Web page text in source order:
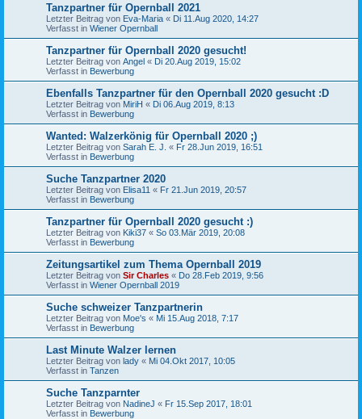
Tanzpartner für Opernball 2021
Letzter Beitrag von Eva-Maria « Di 11.Aug 2020, 14:27
Verfasst in Wiener Opernball
Tanzpartner für Opernball 2020 gesucht!
Letzter Beitrag von Angel « Di 20.Aug 2019, 15:02
Verfasst in Bewerbung
Ebenfalls Tanzpartner für den Opernball 2020 gesucht :D
Letzter Beitrag von MiriH « Di 06.Aug 2019, 8:13
Verfasst in Bewerbung
Wanted: Walzerkönig für Opernball 2020 ;)
Letzter Beitrag von Sarah E. J. « Fr 28.Jun 2019, 16:51
Verfasst in Bewerbung
Suche Tanzpartner 2020
Letzter Beitrag von Elisa11 « Fr 21.Jun 2019, 20:57
Verfasst in Bewerbung
Tanzpartner für Opernball 2020 gesucht :)
Letzter Beitrag von Kiki37 « So 03.Mär 2019, 20:08
Verfasst in Bewerbung
Zeitungsartikel zum Thema Opernball 2019
Letzter Beitrag von Sir Charles « Do 28.Feb 2019, 9:56
Verfasst in Wiener Opernball 2019
Suche schweizer Tanzpartnerin
Letzter Beitrag von Moe's « Mi 15.Aug 2018, 7:17
Verfasst in Bewerbung
Last Minute Walzer lernen
Letzter Beitrag von lady « Mi 04.Okt 2017, 10:05
Verfasst in Tanzen
Suche Tanzparnter
Letzter Beitrag von NadineJ « Fr 15.Sep 2017, 18:01
Verfasst in Bewerbung